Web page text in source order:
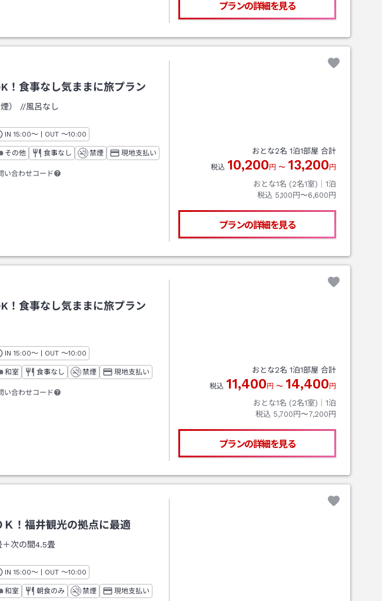
プランの詳細を見る
！食事なし気ままに旅プラン
） //風呂なし
IN チェックイン
15:00～ | OUT チェックアウト
～10:00
その他 食事なし 禁煙 現地支払い
い合わせコード
おとな2名 1泊1部屋 合計
税込 10,200 円 〜 13,200 円
おとな1名 (2名1室)｜ 1泊
税込 5,100円〜6,600円
プランの詳細を見る
！食事なし気ままに旅プラン
IN チェックイン
15:00～ | OUT チェックアウト
～10:00
和室 食事なし 禁煙 現地支払い
い合わせコード
おとな2名 1泊1部屋 合計
税込 11,400 円 〜 14,400 円
おとな1名 (2名1室)｜ 1泊
税込 5,700円〜7,200円
プランの詳細を見る
Ｋ！福井観光の拠点に最適
＋次の間4.5畳
IN チェックイン
15:00～ | OUT チェックアウト
～10:00
和室 朝食のみ 禁煙 現地支払い